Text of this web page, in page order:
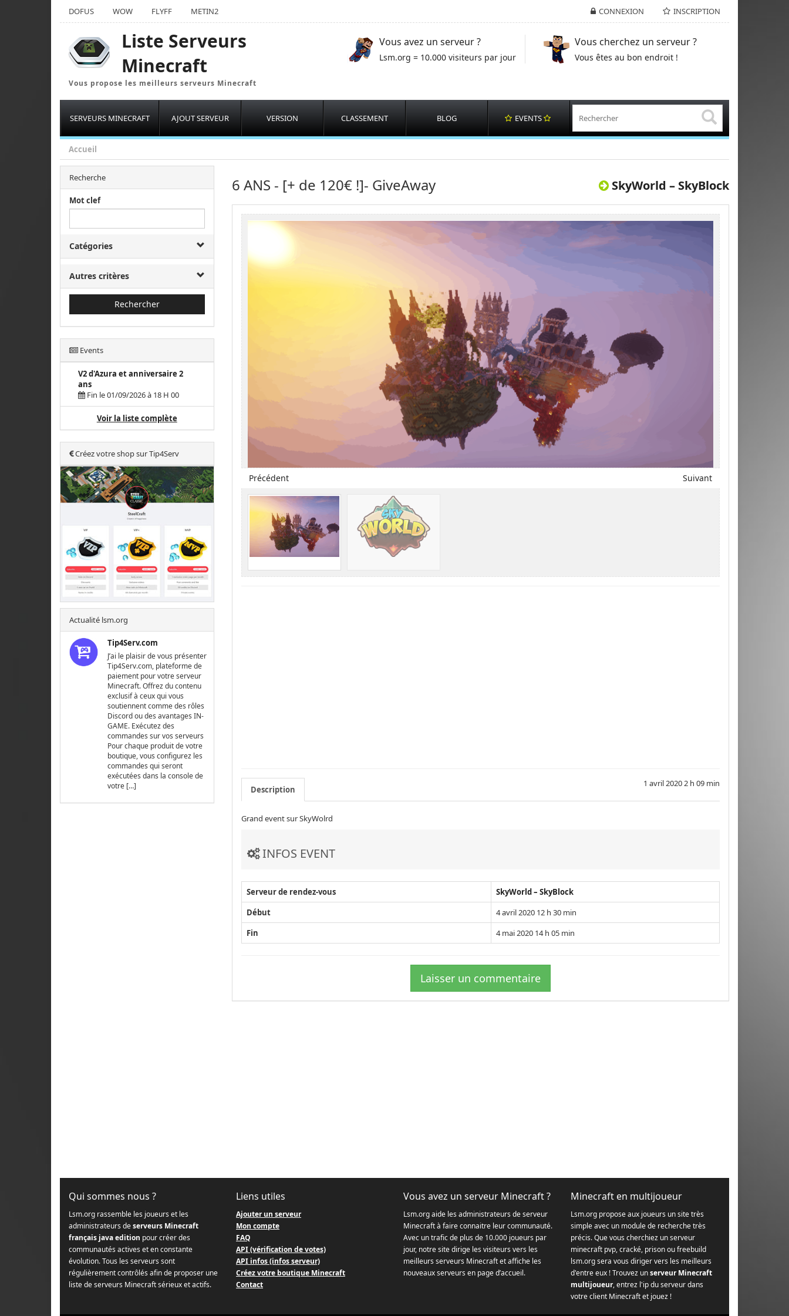
CONNEXION INSCRIPTION
DOFUS WOW FLYFF METIN2
Liste Serveurs
Minecraft
Vous propose les meilleurs serveurs Minecraft
Vous avez un serveur ?
Lsm.org = 10.000 visiteurs par jour
Vous cherchez un serveur ?
Vous êtes au bon endroit !
SERVEURS MINECRAFT AJOUT SERVEUR VERSION CLASSEMENT BLOG EVENTS
Accueil
Recherche
Mot clef
Catégories
Autres critères
Rechercher
Events
V2 d'Azura et anniversaire 2
ans
Fin le 01/09/2026 à 18 H 00
Voir la liste complète
Créez votre shop sur Tip4Serv
Actualité lsm.org
Tip4Serv.com
J’ai le plaisir de vous présenter
Tip4Serv.com, plateforme de
paiement pour votre serveur
Minecraft. Offrez du contenu
exclusif à ceux qui vous
soutiennent comme des rôles
Discord ou des avantages IN-
GAME. Exécutez des
commandes sur vos serveurs
Pour chaque produit de votre
boutique, vous configurez les
commandes qui seront
exécutées dans la console de
votre […]
SkyWorld – SkyBlock
6 ANS - [+ de 120€ !]- GiveAway
Précédent Suivant
1 avril 2020 2 h 09 min
Description
Grand event sur SkyWolrd
INFOS EVENT
Serveur de rendez-vous
SkyWorld – SkyBlock
Début
4 avril 2020 12 h 30 min
Fin
4 mai 2020 14 h 05 min
Laisser un commentaire
Qui sommes nous ?
Lsm.org rassemble les joueurs et les
administrateurs deserveurs Minecraft
français java edition pour créer des
communautés actives et en constante
évolution. Tous les serveurs sont
régulièrement contrôlés afin de proposer une
liste de serveurs Minecraft sérieux et actifs.
Liens utiles
Ajouter un serveur
Mon compte
FAQ
API (vérification de votes)
API infos (infos serveur)
Créez votre boutique Minecraft
Contact
Vous avez un serveur Minecraft ?
Lsm.org aide les administrateurs de serveur
Minecraft à faire connaitre leur communauté.
Avec un trafic de plus de 10.000 joueurs par
jour, notre site dirige les visiteurs vers les
meilleurs serveurs Minecraft et affiche les
nouveaux serveurs en page d’accueil.
Minecraft en multijoueur
Lsm.org propose aux joueurs un site très
simple avec un module de recherche très
précis. Que vous cherchiez un serveur
minecraft pvp, cracké, prison ou freebuild
lsm.org sera vous diriger vers les meilleurs
d'entre eux ! Trouvez unserveur Minecraft
multijoueur, entrez l'ip du serveur dans
votre client Minecraft et jouez !